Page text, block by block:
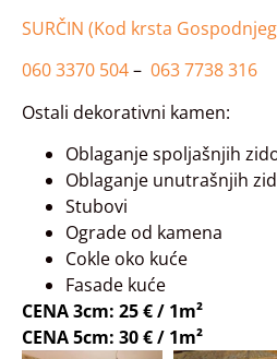
SURČIN (Kod krsta
060 3370 504– 063 7738 316
Ostali dekorativni kamen:
Oblaganje spoljašnjih
Oblaganje unutrašnjih
Stubovi
Ograde od kamena
Cokle oko kuće
Fasade kuće
CENA 3cm: 25 € / 1m²
CENA 5cm: 30 € / 1m²